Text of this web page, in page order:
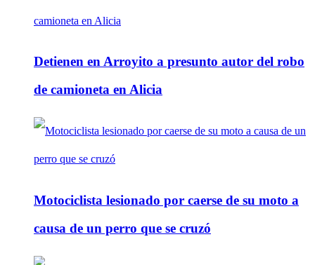
Detienen en Arroyito a presunto autor del robo
de camioneta en Alicia
Motociclista lesionado por caerse de su moto a
causa de un perro que se cruzó